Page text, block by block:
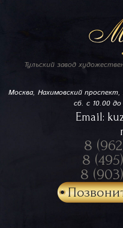
Тульский завод
Москва, Нахимовский проспект,
сб. с 10.00
Email:
8
8 (495)
8 (903)